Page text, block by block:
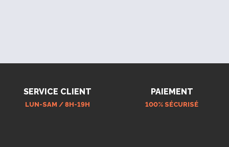
SERVICE CLIENT
LUN-SAM / 8H-19H
PAIEMENT
100% SÉCURISÉ